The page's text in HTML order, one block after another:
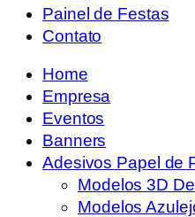
Painel de Festas
Contato
Home
Empresa
Eventos
Banners
Adesivos Papel de
Modelos 3D
Modelos